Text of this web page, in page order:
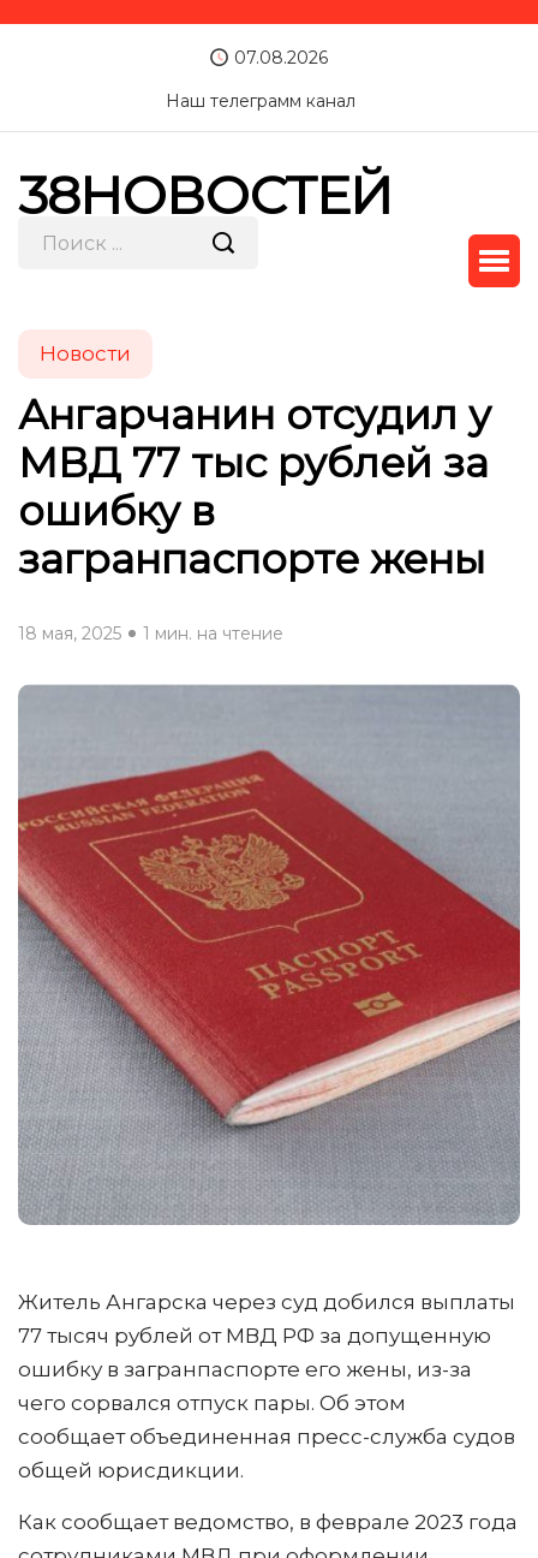
07.08.2026
Наш телеграмм канал
38НОВОСТЕЙ
Новости
Ангарчанин отсудил у
МВД 77 тыс рублей за
ошибку в
загранпаспорте жены
18 мая, 2025 1 мин. на чтение
Житель Ангарска через суд добился выплаты
77 тысяч рублей от МВД РФ за допущенную
ошибку в загранпаспорте его жены, из-за
чего сорвался отпуск пары. Об этом
сообщает объединенная пресс-служба судов
общей юрисдикции.
Как сообщает ведомство, в феврале 2023 года